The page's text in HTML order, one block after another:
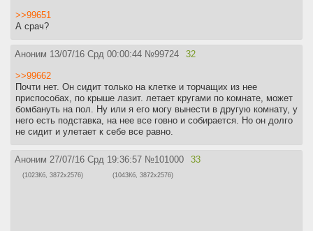
>>99651
А срач?
Аноним 13/07/16 Срд 00:00:44 №99724 32
>>99662
Почти нет. Он сидит только на клетке и торчащих из нее
приспособах, по крыше лазит. летает кругами по комнате, может
бомбануть на пол. Ну или я его могу вынести в другую комнату, у
него есть подставка, на нее все говно и собирается. Но он долго
не сидит и улетает к себе все равно.
Аноним 27/07/16 Срд 19:36:57 №101000 33
(1023Кб, 3872x2576) (1043Кб, 3872x2576)